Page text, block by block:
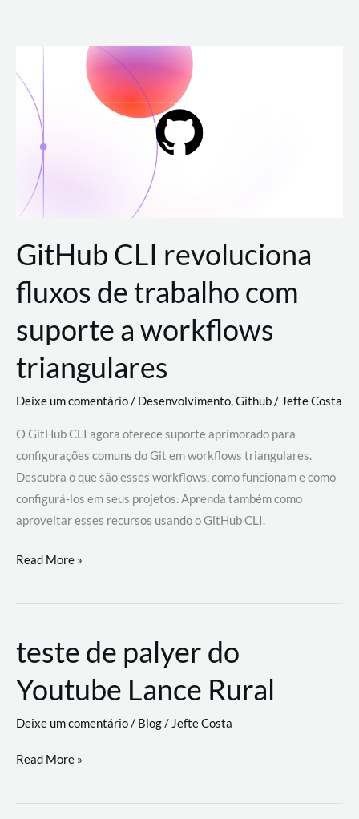
para
conteúdo
GitHub CLI revoluciona
fluxos de trabalho com
suporte a workflows
triangulares
Deixe um comentário/ Desenvolvimento,Github/ Jefte Costa
O GitHub CLI agora oferece suporte aprimorado para
configurações comuns do Git em workflows triangulares.
Descubra o que são esses workflows, como funcionam e como
configurá-los em seus projetos. Aprenda também como
aproveitar esses recursos usando o GitHub CLI.
GitHub
revoluciona
de
trabalho
com
a
workflows
Read More »
teste de palyer do
Youtube Lance Rural
Deixe um comentário/ Blog/ Jefte Costa
teste
palyer
Read More »